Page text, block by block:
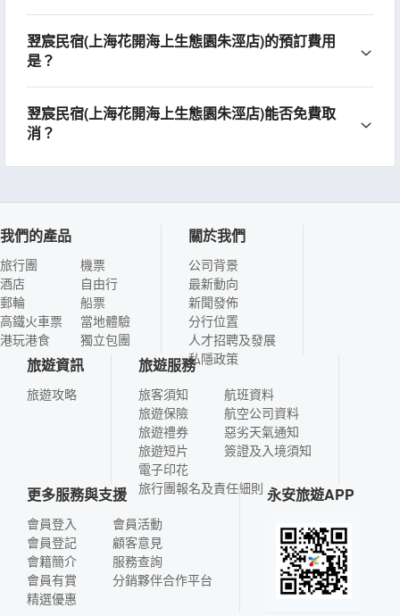
翌宸民宿(上海花開海上生態園朱涇店)的預訂費用
是？
翌宸民宿(上海花開海上生態園朱涇店)能否免費取
消？
我們的產品
旅行團
酒店
郵輪
高鐵火車票
港玩港食
機票
自由行
船票
當地體驗
獨立包團
關於我們
公司背景
最新動向
新聞發佈
分行位置
人才招聘及發展
私隱政策
旅遊資訊
旅遊攻略
旅遊服務
旅客須知
旅遊保險
旅遊禮券
旅遊短片
電子印花
航班資料
航空公司資料
惡劣天氣通知
簽證及入境須知
旅行團報名及責任細則
更多服務與支援
會員登入
會員登記
會籍簡介
會員有賞
精選優惠
會員活動
顧客意見
服務查詢
分銷夥伴合作平台
永安旅遊APP